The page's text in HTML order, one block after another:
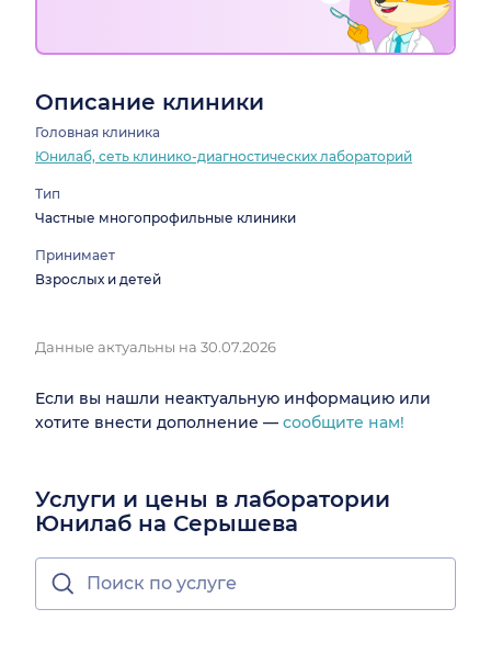
Описание клиники
Головная клиника
Юнилаб, сеть клинико-диагностических лабораторий
Тип
Частные многопрофильные клиники
Принимает
Взрослых и детей
Данные актуальны на 30.07.2026
Если вы нашли неактуальную информацию или
хотите внести дополнение — сообщите нам!
Услуги и цены в лаборатории
Юнилаб на Серышева